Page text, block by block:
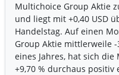
Multichoice Group Aktie
und liegt mit +0,40 USD
Handelstag. Auf einen
Group Aktie mittlerweile -
eines Jahres, hat sich
+9,70 % durchaus positiv